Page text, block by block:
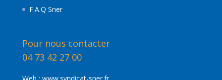
F.A.Q Sner
Pour nous contacter
04 73 42 27 00